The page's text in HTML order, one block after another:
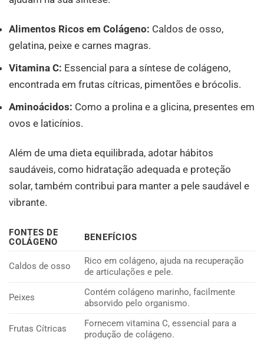
Alimentos Ricos em Colágeno: Caldos de osso,
gelatina, peixe e carnes magras.
Vitamina C: Essencial para a síntese de colágeno,
encontrada em frutas cítricas, pimentões e brócolis.
Aminoácidos: Como a prolina e a glicina, presentes em
ovos e laticínios.
Além de uma dieta equilibrada, adotar hábitos
saudáveis, como hidratação adequada e proteção
solar, também contribui para manter a pele saudável e
vibrante.
FONTES DE
COLÁGENO
BENEFÍCIOS
Caldos de osso
Rico em colágeno, ajuda na recuperação
de articulações e pele.
Peixes
Contém colágeno marinho, facilmente
absorvido pelo organismo.
Frutas Cítricas
Fornecem vitamina C, essencial para a
produção de colágeno.